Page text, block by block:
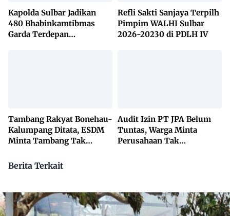
Kapolda Sulbar Jadikan
480 Bhabinkamtibmas
Garda Terdepan
Refli Sakti Sanjaya Terpilh
Pimpim WALHI Sulbar
2026-20230 di PDLH IV
Tambang Rakyat Bonehau-
Kalumpang Ditata, ESDM
Minta Tambang Tak
Audit Izin PT JPA Belum
Tuntas, Warga Minta
Perusahaan Tak
Berita Terkait